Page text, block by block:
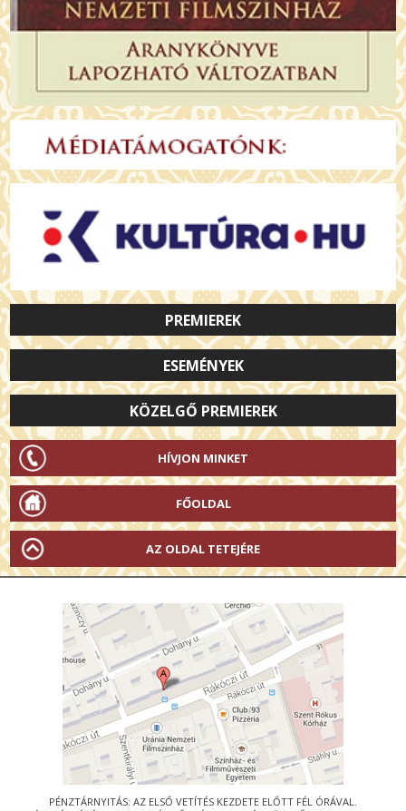
PREMIEREK
ESEMÉNYEK
KÖZELGŐ PREMIEREK
HÍVJON MINKET
FŐOLDAL
AZ OLDAL TETEJÉRE
PÉNZTÁRNYITÁS: AZ ELSŐ VETÍTÉS KEZDETE ELŐTT FÉL ÓRÁVAL.